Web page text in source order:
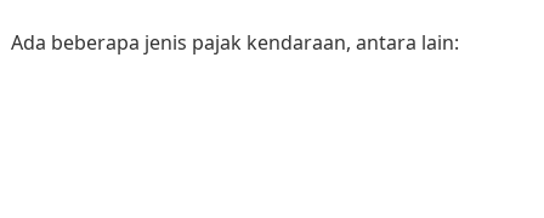
Ada beberapa jenis pajak kendaraan, antara lain: